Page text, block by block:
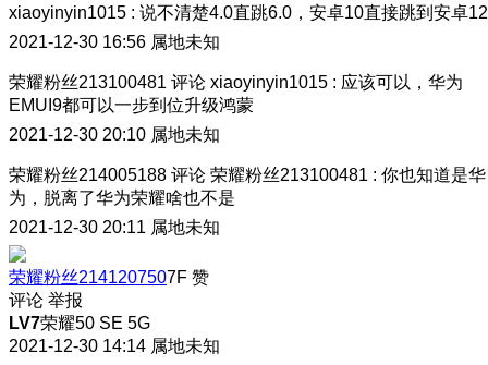
xiaoyinyin1015 : 说不清楚4.0直跳6.0，安卓10直接跳到安卓12
2021-12-30 16:56 属地未知
荣耀粉丝213100481 评论 xiaoyinyin1015 : 应该可以，华为
EMUI9都可以一步到位升级鸿蒙
2021-12-30 20:10 属地未知
荣耀粉丝214005188 评论 荣耀粉丝213100481 : 你也知道是华
为，脱离了华为荣耀啥也不是
2021-12-30 20:11 属地未知
荣耀粉丝2141207507F 赞
评论 举报
LV7荣耀50 SE 5G
2021-12-30 14:14 属地未知